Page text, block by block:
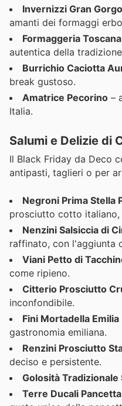
Invernizzi Gran
amanti dei formaggi
Formaggeria
autentica della
Burrichio Caciotta
break gustoso.
Amatrice Pecorino –
Italia.
Salumi e Delizie di
Il Black Friday da Deco
antipasti, taglieri o per
Negroni Prima Stella
prosciutto cotto italiano,
Nenzini Salsiccia di
raffinato, con l'aggiunta
Viani Petto di
come ripieno.
Citterio Prosciutto
inconfondibile.
Fini Mortadella Emilia
gastronomia emiliana.
Renzini Prosciutto
deciso e persistente.
Golosità Tradizionale
Terre Ducali